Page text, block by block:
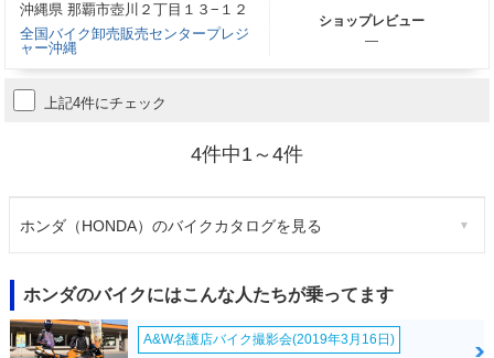
沖縄県 那覇市壺川２丁目１３−１２
全国バイク卸売販売センタープレジ
ャー沖縄
ショップレビュー
―
上記4件にチェック
4件中1～4件
ホンダ（HONDA）のバイクカタログを見る
ホンダのバイクにはこんな人たちが乗ってます
A&W名護店バイク撮影会(2019年3月16日)